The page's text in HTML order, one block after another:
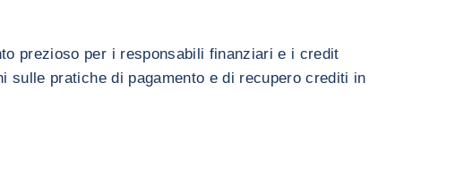
prezioso per i responsabili finanziari e i credit
sulle pratiche di pagamento e di recupero crediti in